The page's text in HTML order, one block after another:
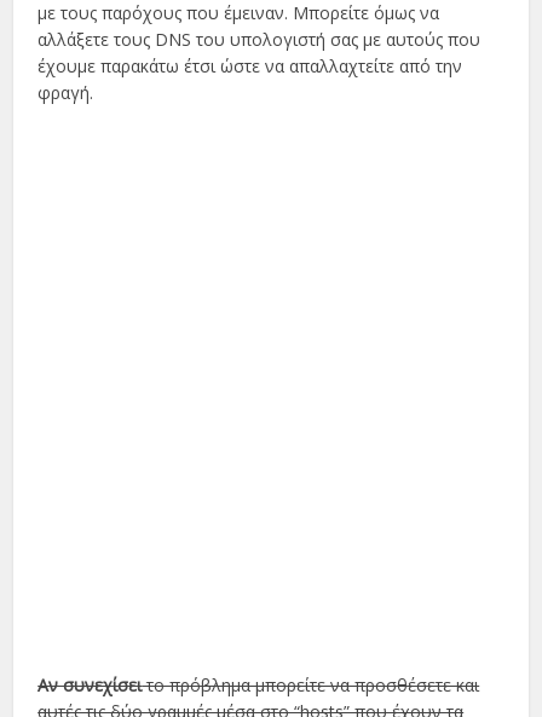
με τους παρόχους που έμειναν. Μπορείτε όμως να
αλλάξετε τους DNS του υπολογιστή σας με αυτούς που
έχουμε παρακάτω έτσι ώστε να απαλλαχτείτε από την
φραγή.
Αν συνεχίσειτο πρόβλημα μπορείτε να προσθέσετε και
αυτές τις δύο γραμμές μέσα στο “hosts” που έχουν τα